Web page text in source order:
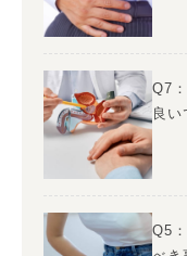
Q7
良い
Q5